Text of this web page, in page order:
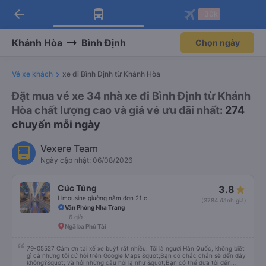
Tải app Vexere ngay!
Nhận ưu đãi thành viên độc
Mở app
Tải app Vexere
-30k/ghế khi đặt vé máy bay qua
Mở app
arrow_back
Khánh Hòa Bình Định Chọn ngày
Vé xe khách xe đi Bình Định từ Khánh Hòa
Đặt mua vé xe 34 nhà xe đi Bình Định từ Khánh
Hòa chất lượng cao và giá vé ưu đãi nhất: 274
chuyến mỗi ngày
Vexere Team
Ngày cập nhật: 06/08/2026
Cúc Tùng 3.8
(3784 đánh giá)
Văn Phòng Nha Trang
6 giờ
Ngã ba Phú Tài
79-05527 Cảm ơn tài xế xe buýt rất nhiều. Tôi là người Hàn Quốc, không biết
gì cả nhưng tôi cứ hỏi trên Google Maps &quot;Bạn có chắc chắn sẽ đến đây
không?&quot; và hỏi những câu hỏi lạ như &quot;Bạn có thể đưa tôi đến